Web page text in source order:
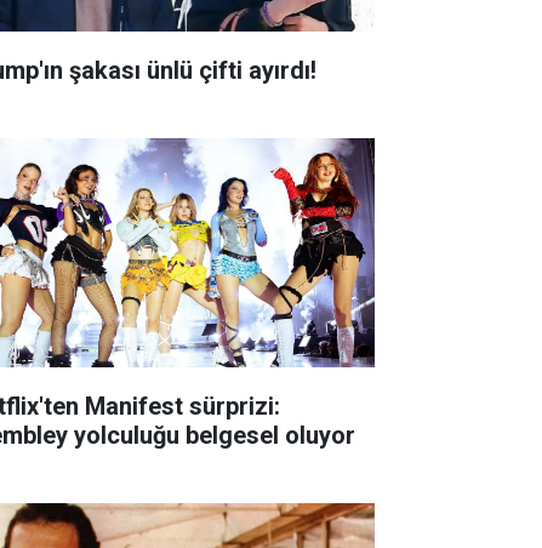
şakası ünlü çifti ayırdı!
Manifest sürprizi:
yolculuğu belgesel oluyor